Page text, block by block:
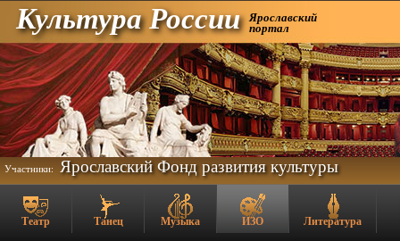
Культура России Ярославский
портал
Участники: Ярославский Фонд развития культуры
Театр Танец Музыка ИЗО Литература